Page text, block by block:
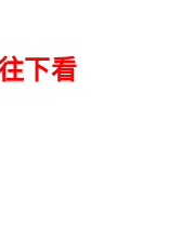
下看